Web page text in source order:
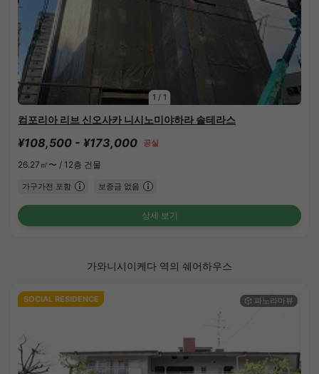
1 / 1
컴포리아 리브 신오사카 니시노미야하라 솔테라스
¥108,500 - ¥173,000 공실
26.27㎡〜 / 12층 건물
가구가전 포함 보증금 없음
상세 보기
가와니시이케다 역의 쉐어하우스
SOCIAL RESIDENCE